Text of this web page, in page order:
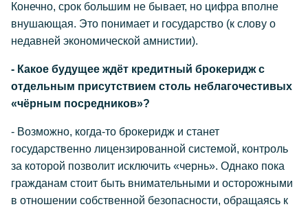
Конечно, срок большим не бывает, но цифра вполне
внушающая. Это понимает и государство (к слову о
недавней экономической амнистии).
- Какое будущее ждёт кредитный брокеридж с
отдельным присутствием столь неблагочестивых
«чёрным посредников»?
- Возможно, когда-то брокеридж и станет
государственно лицензированной системой, контроль
за которой позволит исключить «чернь». Однако пока
гражданам стоит быть внимательными и осторожными
в отношении собственной безопасности, обращаясь к